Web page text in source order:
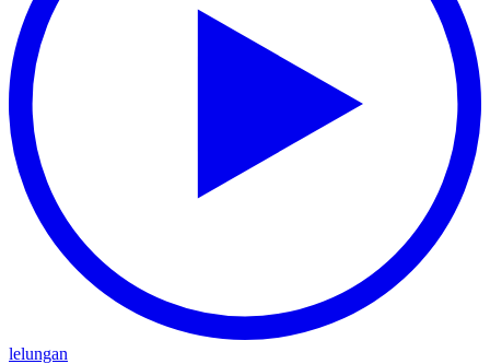
lelungan